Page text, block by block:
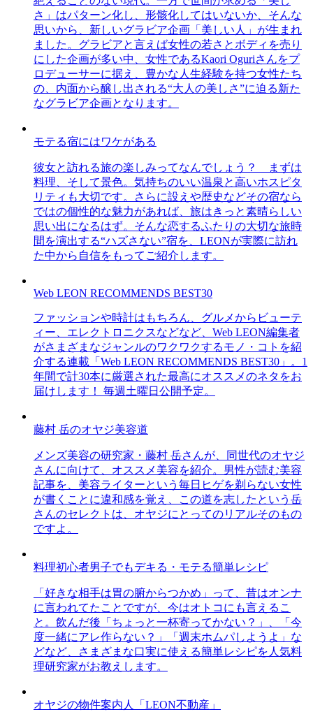
さ」はパターン化し、形骸化してはいないか、そんな
思いから、新しいグラビア企画「美しい人」が生まれ
ました。グラビアと言えば女性の若さとボディを売り
にした企画が多い中、女性であるKaori Oguriさんをプ
ロデューサーに据え、豊かな人生経験を持つ女性たち
の、内面から醸し出される“大人の美しさ”に迫る新た
なグラビア企画となります。
モテる宿にはワケがある
彼女と訪れる旅の楽しみってなんでしょう？ まずは
料理、そして景色。気持ちのいい温泉と高いホスピタ
リティも大切です。さらに設えや歴史などその宿なら
ではの個性的な魅力があれば、旅はきっと素晴らしい
思い出になるはず。そんな恋するふたりの大切な旅時
間を演出する“ハズさない”宿を、LEONが実際に訪れ
た中から自信をもってご紹介します。
Web LEON RECOMMENDS BEST30
ファッションや時計はもちろん、グルメからビューテ
ィー、エレクトロニクスなどなど、Web LEON編集者
がさまざまなジャンルのワクワクするモノ・コトを紹
介する連載「Web LEON RECOMMENDS BEST30」。1
年間で計30本に厳選された最高にオススメのネタをお
届けします！ 毎週土曜日公開予定。
藤村 岳のオヤジ美容道
メンズ美容の研究家・藤村 岳さんが、同世代のオヤジ
さんに向けて、オススメ美容を紹介。男性が読む美容
記事を、美容ライターという毎日ヒゲを剃らない女性
が書くことに違和感を覚え、この道を志したという岳
さんのセレクトは、オヤジにとってのリアルそのもの
ですよ。
料理初心者男子でもデキる・モテる簡単レシピ
「好きな相手は胃の腑からつかめ」って、昔はオンナ
に言われてたことですが、今はオトコにも言えるこ
と。飲んだ後「ちょっと一杯寄ってかない？」、「今
度一緒にアレ作らない？」「週末ホムパしようよ」な
どなど、さまざまな口実に使える簡単レシピを人気料
理研究家がお教えします。
オヤジの物件案内人「LEON不動産」